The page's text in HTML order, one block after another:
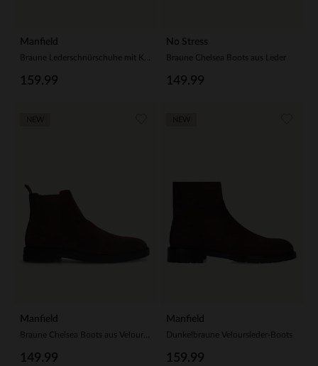
Manfield
159.99
No Stress
Braune Chelsea Boots aus Leder
149.99
Manfield
149.99
Manfield
Dunkelbraune Veloursleder-Boots
159.99